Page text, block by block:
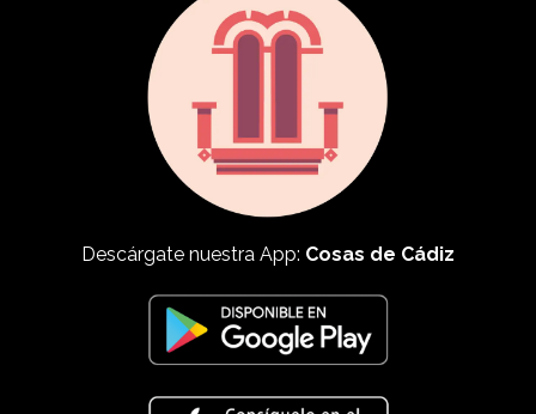
Descárgate nuestra App: Cosas de Cádiz